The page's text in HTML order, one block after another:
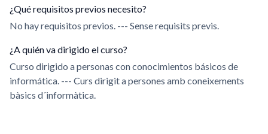
¿Qué requisitos previos necesito?
No hay requisitos previos. --- Sense requisits previs.
¿A quién va dirigido el curso?
Curso dirigido a personas con conocimientos básicos de
informática. --- Curs dirigit a persones amb coneixements
bàsics d´informàtica.